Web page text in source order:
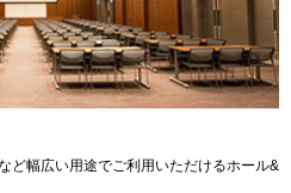
ど幅広い用途でご利用いただけるホール&